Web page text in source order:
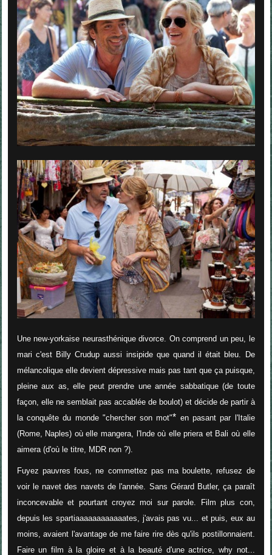
Une new-yorkaise neurasthénique divorce. On comprend un peu, le
mari c'est Billy Crudup aussi insipide que quand il était bleu.
De
mélancolique elle devient dépressive mais pas tant que ça puisque,
pleine aux as, elle peut prendre une année sabbatique (de toute
façon, elle ne semblait pas accablée de boulot) et décide de partir à
la conquête du monde "chercher son mot"* en pasant par l'Italie
(Rome, Naples) où elle mangera, l'Inde où elle priera et Bali où elle
aimera (d'où le titre, MDR non ?).
Fuyez pauvres fous, ne commettez pas ma boulette, refusez de
voir le navet des navets de l'année. Sans Gérard Butler, ça paraît
inconcevable et pourtant croyez moi sur parole. Film plus con,
depuis les spartiaaaaaaaaaaaates, j'avais pas vu... et puis, eux au
moins, avaient l'avantage de me faire rire dès qu'ils postillonnaient.
Faire un film à la gloire et à la beauté d'une actrice, why not...